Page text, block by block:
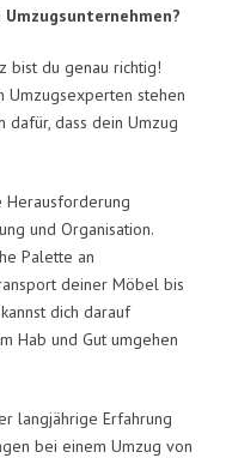
bist du genau richtig!
stehen
dafür, dass dein Umzug
Herausforderung
und Organisation.
Palette an
deiner Möbel bis
dich darauf
Hab und Gut umgehen
langjährige Erfahrung
bei einem Umzug von